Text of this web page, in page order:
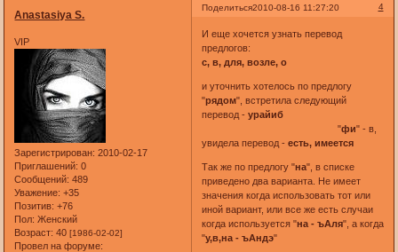
Поделиться 4
2010-08-16 11:27:20
Anastasiya S.
VIP
Зарегистрирован: 2010-02-17
Приглашений: 0
Сообщений: 489
Уважение: +35
Позитив: +76
Пол: Женский
Возраст: 40[1986-02-02]
Провел на форуме:
И еще хочется узнать перевод
предлогов:
с, в, для, возле, о
и уточнить хотелось по предлогу
"рядом", встретила следующий
перевод - урайиб
"фи" - в,
увидела перевод - есть, имеется
Так же по предлогу "на", в списке
приведено два варианта. Не имеет
значения когда использовать тот или
иной вариант, или все же есть случаи
когда используется "на - ъАля", а когда
"у,в,на - ъАндэ"